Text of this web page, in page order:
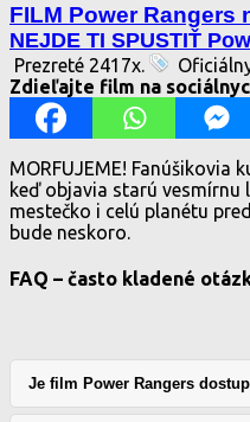
FILM Power Rangers
NEJDE TI SPUSTIŤ
Prezreté 2417x.
Zdieľajte film na
MORFUJEME!
keď objavia starú vesmírnu
mestečko i celú planétu
bude neskoro.
FAQ – často kladené
Je film Power Rangers